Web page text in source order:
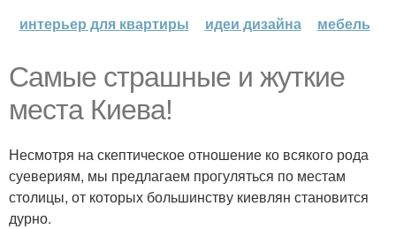
интерьер для квартиры
идеи дизайна мебель
Самые страшные и жуткие
места Киева!
Несмотря на скептическое отношение ко всякого рода
суевериям, мы предлагаем прогуляться по местам
столицы, от которых большинству киевлян становится
дурно.